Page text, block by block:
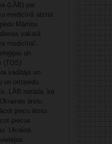
(LĀB) par
medicīnā atzīst
Mārtiņu
vakarā
medicīnā”.
un
(TOS)
vadītājs un
un ortopēdu
LĀB norāda, ka
ārstu
piecu ārstu
piecus
Ukrainā